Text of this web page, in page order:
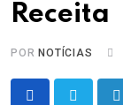
Receita
POR NOTÍCIAS